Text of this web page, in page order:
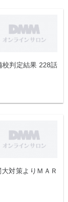
校判定結果 228話
対策よりＭＡＲ